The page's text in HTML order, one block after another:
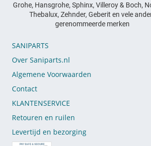
Grohe, Hansgrohe, Sphinx, Villeroy & Boch,
Thebalux, Zehnder, Geberit en vele
gerenommeerde merken
SANIPARTS
Over Saniparts.nl
Algemene Voorwaarden
Contact
KLANTENSERVICE
Retouren en ruilen
Levertijd en bezorging